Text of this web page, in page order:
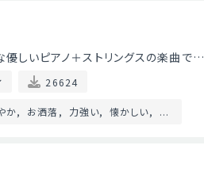
しいピアノ＋ストリングスの楽曲で…
26624
か お洒落 力強い 懐かしい ...